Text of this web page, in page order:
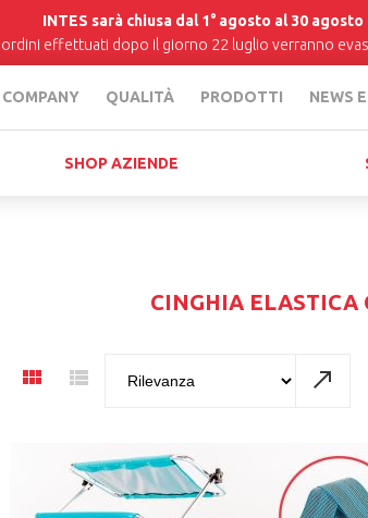
INTES sarà chiusa dal 1° agosto al 30
effettuati dopo il giorno 22 luglio verranno
COMPANY QUALITÀ PRODOTTI NEWS
SHOP AZIENDE
CINGHIA ELASTICA